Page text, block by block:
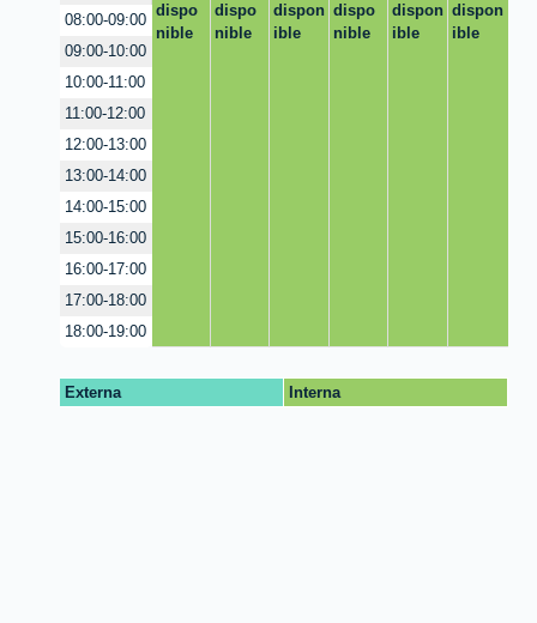
dispo
nible
dispo
nible
dispon
ible
dispo
nible
dispon
ible
dispon
ible
08:00-09:00
09:00-10:00
10:00-11:00
11:00-12:00
12:00-13:00
13:00-14:00
14:00-15:00
15:00-16:00
16:00-17:00
17:00-18:00
18:00-19:00
Externa Interna